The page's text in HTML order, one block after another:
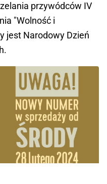
przywódców IV
"Wolność i
jest Narodowy Dzień